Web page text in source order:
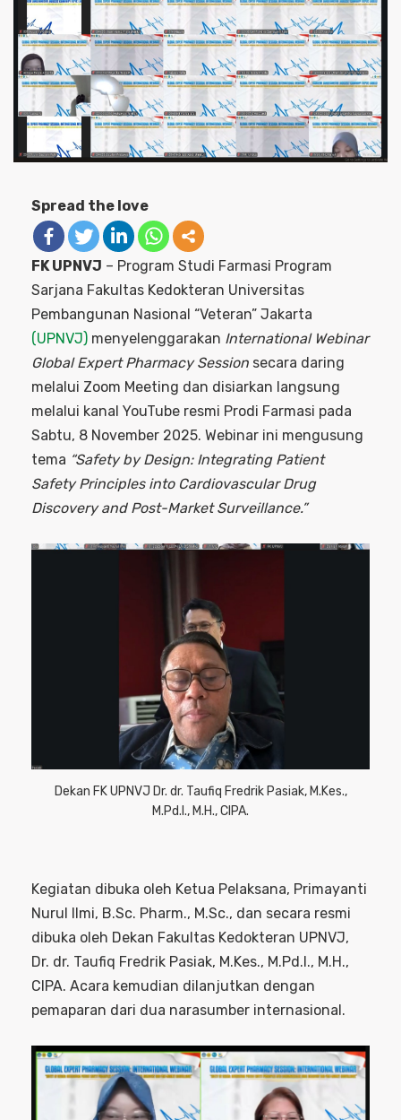
Spread the love
FK UPNVJ – Program Studi Farmasi Program
Sarjana Fakultas Kedokteran Universitas
Pembangunan Nasional “Veteran” Jakarta
(UPNVJ) menyelenggarakan International Webinar
Global Expert Pharmacy Session secara daring
melalui Zoom Meeting dan disiarkan langsung
melalui kanal YouTube resmi Prodi Farmasi pada
Sabtu, 8 November 2025. Webinar ini mengusung
tema “Safety by Design: Integrating Patient
Safety Principles into Cardiovascular Drug
Discovery and Post-Market Surveillance.”
Dekan FK UPNVJ Dr. dr. Taufiq Fredrik Pasiak, M.Kes.,
M.Pd.I., M.H., CIPA.
Kegiatan dibuka oleh Ketua Pelaksana, Primayanti
Nurul Ilmi, B.Sc. Pharm., M.Sc., dan secara resmi
dibuka oleh Dekan Fakultas Kedokteran UPNVJ,
Dr. dr. Taufiq Fredrik Pasiak, M.Kes., M.Pd.I., M.H.,
CIPA. Acara kemudian dilanjutkan dengan
pemaparan dari dua narasumber internasional.